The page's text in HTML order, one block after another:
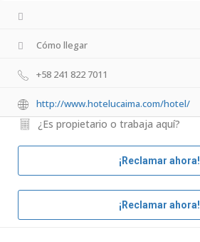
Cómo llegar
+58 241 822 7011
http://www.hotelucaima.com/hotel/
¿Es propietario o trabaja aquí?
¡Reclamar ahora!
¡Reclamar ahora!